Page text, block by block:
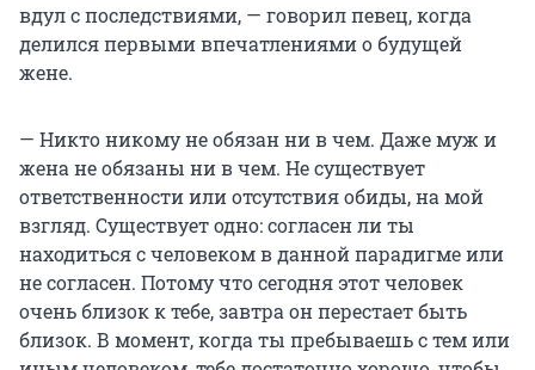
вдул с последствиями, — говорил певец, когда
делился первыми впечатлениями о будущей
жене.
— Никто никому не обязан ни в чем. Даже муж и
жена не обязаны ни в чем. Не существует
ответственности или отсутствия обиды, на мой
взгляд. Существует одно: согласен ли ты
находиться с человеком в данной парадигме или
не согласен. Потому что сегодня этот человек
очень близок к тебе, завтра он перестает быть
близок. В момент, когда ты пребываешь с тем или